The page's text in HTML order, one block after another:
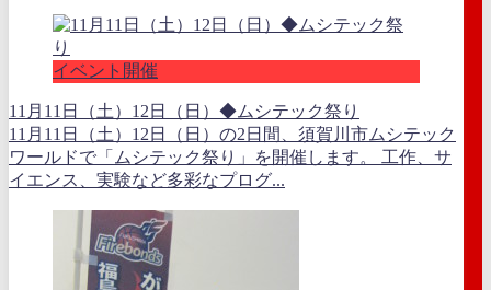
イベント開催
11月11日（土）12日（日）◆ムシテック祭り
11月11日（土）12日（日）の2日間、須賀川市ムシテック
ワールドで「ムシテック祭り」を開催します。 工作、サ
イエンス、実験など多彩なプログ...